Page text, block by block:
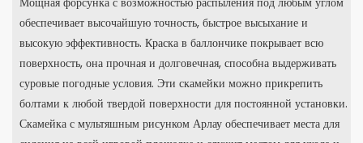
обеспечивает высочайшую точность, быстрое высыхание и
высокую эффективность. Краска в баллончике покрывает всю
поверхность, она прочная и долговечная, способна выдерживать
суровые погодные условия. Эти скамейки можно прикрепить
болтами к любой твердой поверхности для постоянной установки.
Скамейка с мультяшным рисунком Арлау обеспечивает места для